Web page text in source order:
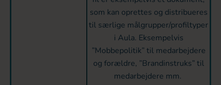
som kan oprettes og distribueres
til særlige målgrupper/profiltyper
i Aula. Eksempelvis
”Mobbepolitik” til medarbejdere
og forældre, ”Brandinstruks” til
medarbejdere mm.